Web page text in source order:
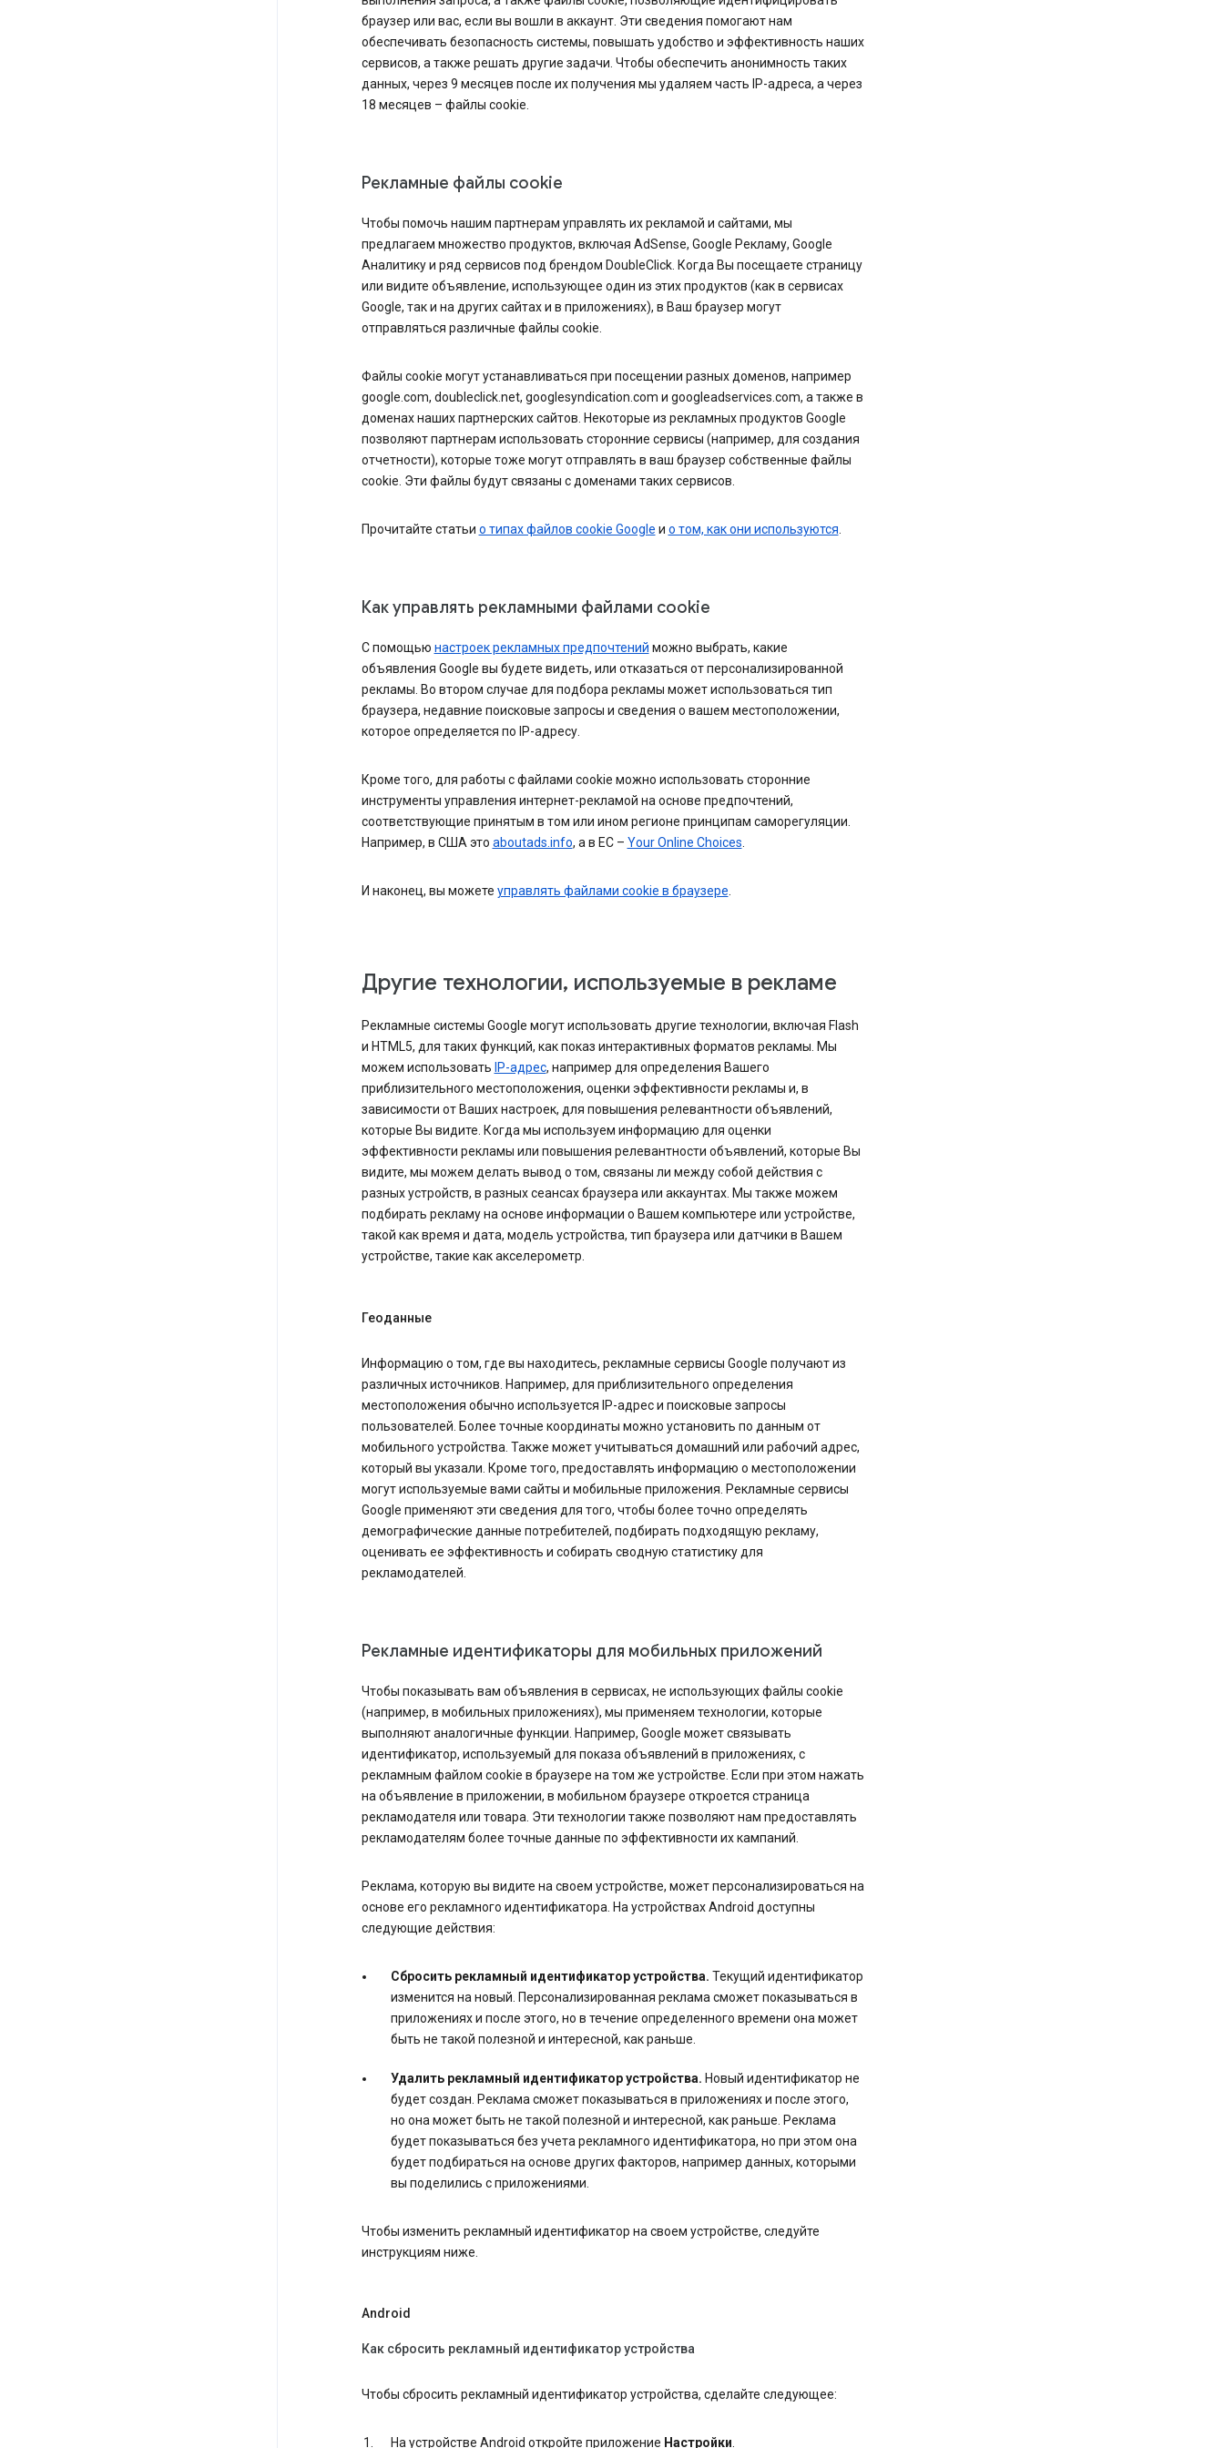
браузер или вас, если вы вошли в аккаунт. Эти сведения помогают нам
обеспечивать безопасность системы, повышать удобство и эффективность наших
сервисов, а также решать другие задачи. Чтобы обеспечить анонимность таких
данных, через 9 месяцев после их получения мы удаляем часть IP-адреса, а через
18 месяцев – файлы cookie.
Рекламные файлы cookie
Чтобы помочь нашим партнерам управлять их рекламой и сайтами, мы
предлагаем множество продуктов, включая AdSense, Google Рекламу, Google
Аналитику и ряд сервисов под брендом DoubleClick. Когда Вы посещаете страницу
или видите объявление, использующее один из этих продуктов (как в сервисах
Google, так и на других сайтах и в приложениях), в Ваш браузер могут
отправляться различные файлы cookie.
Файлы cookie могут устанавливаться при посещении разных доменов, например
google.com, doubleclick.net, googlesyndication.com и googleadservices.com, а также в
доменах наших партнерских сайтов. Некоторые из рекламных продуктов Google
позволяют партнерам использовать сторонние сервисы (например, для создания
отчетности), которые тоже могут отправлять в ваш браузер собственные файлы
cookie. Эти файлы будут связаны с доменами таких сервисов.
Прочитайте статьи о типах файлов cookie Google и о том, как они используются.
Как управлять рекламными файлами cookie
С помощью настроек рекламных предпочтений можно выбрать, какие
объявления Google вы будете видеть, или отказаться от персонализированной
рекламы. Во втором случае для подбора рекламы может использоваться тип
браузера, недавние поисковые запросы и сведения о вашем местоположении,
которое определяется по IP-адресу.
Кроме того, для работы с файлами cookie можно использовать сторонние
инструменты управления интернет-рекламой на основе предпочтений,
соответствующие принятым в том или ином регионе принципам саморегуляции.
Например, в США это aboutads.info, а в ЕС – Your Online Choices.
И наконец, вы можете управлять файлами cookie в браузере.
Другие технологии, используемые в рекламе
Рекламные системы Google могут использовать другие технологии, включая Flash
и HTML5, для таких функций, как показ интерактивных форматов рекламы. Мы
можем использовать IP-адрес, например для определения Вашего
приблизительного местоположения, оценки эффективности рекламы и, в
зависимости от Ваших настроек, для повышения релевантности объявлений,
которые Вы видите. Когда мы используем информацию для оценки
эффективности рекламы или повышения релевантности объявлений, которые Вы
видите, мы можем делать вывод о том, связаны ли между собой действия с
разных устройств, в разных сеансах браузера или аккаунтах. Мы также можем
подбирать рекламу на основе информации о Вашем компьютере или устройстве,
такой как время и дата, модель устройства, тип браузера или датчики в Вашем
устройстве, такие как акселерометр.
Геоданные
Информацию о том, где вы находитесь, рекламные сервисы Google получают из
различных источников. Например, для приблизительного определения
местоположения обычно используется IP-адрес и поисковые запросы
пользователей. Более точные координаты можно установить по данным от
мобильного устройства. Также может учитываться домашний или рабочий адрес,
который вы указали. Кроме того, предоставлять информацию о местоположении
могут используемые вами сайты и мобильные приложения. Рекламные сервисы
Google применяют эти сведения для того, чтобы более точно определять
демографические данные потребителей, подбирать подходящую рекламу,
оценивать ее эффективность и собирать сводную статистику для
рекламодателей.
Рекламные идентификаторы для мобильных приложений
Чтобы показывать вам объявления в сервисах, не использующих файлы cookie
(например, в мобильных приложениях), мы применяем технологии, которые
выполняют аналогичные функции. Например, Google может связывать
идентификатор, используемый для показа объявлений в приложениях, с
рекламным файлом cookie в браузере на том же устройстве. Если при этом нажать
на объявление в приложении, в мобильном браузере откроется страница
рекламодателя или товара. Эти технологии также позволяют нам предоставлять
рекламодателям более точные данные по эффективности их кампаний.
Реклама, которую вы видите на своем устройстве, может персонализироваться на
основе его рекламного идентификатора. На устройствах Android доступны
следующие действия:
Сбросить рекламный идентификатор устройства. Текущий идентификатор
изменится на новый. Персонализированная реклама сможет показываться в
приложениях и после этого, но в течение определенного времени она может
быть не такой полезной и интересной, как раньше.
Удалить рекламный идентификатор устройства. Новый идентификатор не
будет создан. Реклама сможет показываться в приложениях и после этого,
но она может быть не такой полезной и интересной, как раньше. Реклама
будет показываться без учета рекламного идентификатора, но при этом она
будет подбираться на основе других факторов, например данных, которыми
вы поделились с приложениями.
Чтобы изменить рекламный идентификатор на своем устройстве, следуйте
инструкциям ниже.
Android
Как сбросить рекламный идентификатор устройства
Чтобы сбросить рекламный идентификатор устройства, сделайте следующее:
На устройстве Android откройте приложение Настройки.